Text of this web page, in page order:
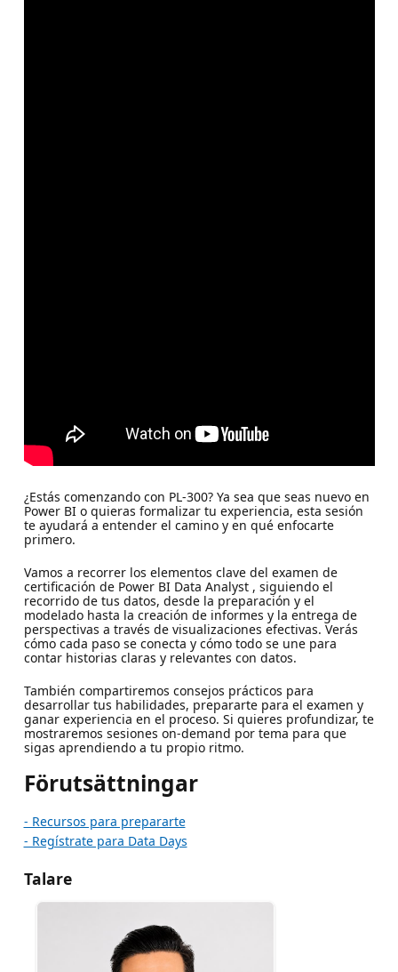
¿Estás comenzando con PL-300? Ya sea que seas nuevo en
Power BI o quieras formalizar tu experiencia, esta sesión
te ayudará a entender el camino y en qué enfocarte
primero.
Vamos a recorrer los elementos clave del examen de
certificación de Power BI Data Analyst , siguiendo el
recorrido de tus datos, desde la preparación y el
modelado hasta la creación de informes y la entrega de
perspectivas a través de visualizaciones efectivas. Verás
cómo cada paso se conecta y cómo todo se une para
contar historias claras y relevantes con datos.
También compartiremos consejos prácticos para
desarrollar tus habilidades, prepararte para el examen y
ganar experiencia en el proceso. Si quieres profundizar, te
mostraremos sesiones on-demand por tema para que
sigas aprendiendo a tu propio ritmo.
Förutsättningar
- Recursos para prepararte
- Regístrate para Data Days
Talare